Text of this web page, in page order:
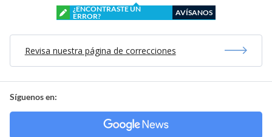
¿ENCONTRASTE UN
ERROR?
AVÍSANOS
Revisa nuestra página de correcciones
Síguenos en: